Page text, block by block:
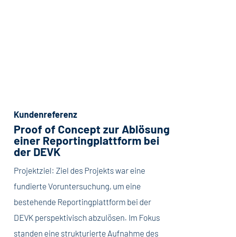
Kundenreferenz
Proof of Concept zur Ablösung
einer Reportingplattform bei
der DEVK
Projektziel: Ziel des Projekts war eine
fundierte Voruntersuchung, um eine
bestehende Reportingplattform bei der
DEVK perspektivisch abzulösen. Im Fokus
standen eine strukturierte Aufnahme des